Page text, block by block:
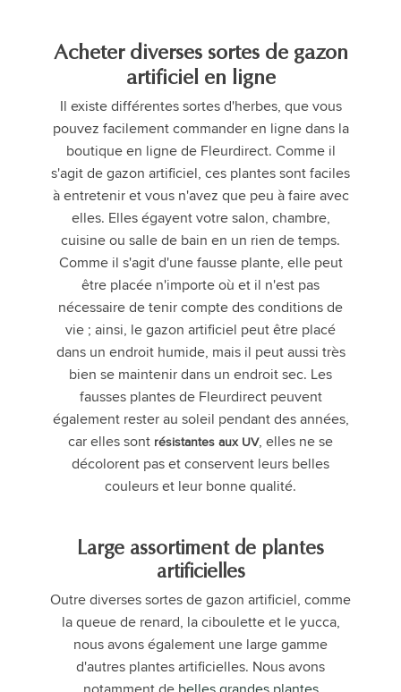
Acheter diverses sortes de gazon
artificiel en ligne
Il existe différentes sortes d'herbes, que vous
pouvez facilement commander en ligne dans la
boutique en ligne de Fleurdirect. Comme il
s'agit de gazon artificiel, ces plantes sont faciles
à entretenir et vous n'avez que peu à faire avec
elles. Elles égayent votre salon, chambre,
cuisine ou salle de bain en un rien de temps.
Comme il s'agit d'une fausse plante, elle peut
être placée n'importe où et il n'est pas
nécessaire de tenir compte des conditions de
vie ; ainsi, le gazon artificiel peut être placé
dans un endroit humide, mais il peut aussi très
bien se maintenir dans un endroit sec. Les
fausses plantes de Fleurdirect peuvent
également rester au soleil pendant des années,
car elles sont résistantes aux UV, elles ne se
décolorent pas et conservent leurs belles
couleurs et leur bonne qualité.
Large assortiment de plantes
artificielles
Outre diverses sortes de gazon artificiel, comme
la queue de renard, la ciboulette et le yucca,
nous avons également une large gamme
d'autres plantes artificielles. Nous avons